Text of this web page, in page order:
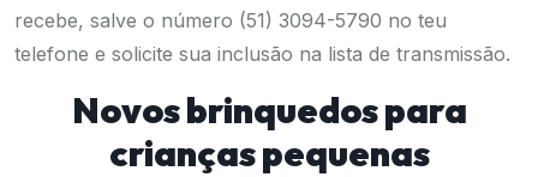
recebe, salve o número (51) 3094-5790 no teu
telefone e solicite sua inclusão na lista de transmissão.
Novos brinquedos para
crianças pequenas